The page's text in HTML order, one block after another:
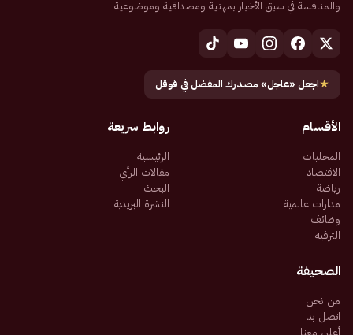
والمنافسة في سبق الأخبار بمهنية ومصداقية وموضوعية
★اجعل «عاجل» مصدرك المفضل في قوقل
الأقسام
المحليات
الاقتصاد
رياضة
مدارات عالمية
وظائف
الترفيه
روابط سريعة
الرئيسية
مقالات الرأي
البحث
النشرة البريدية
الصحيفة
من نحن
اتصل بنا
أعلن معنا